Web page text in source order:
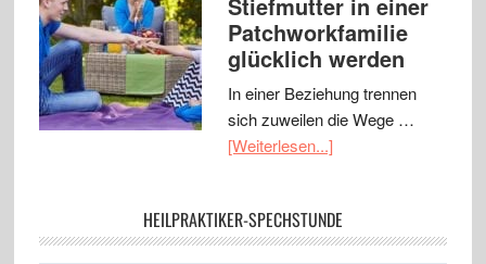
Patchworkfamilie
glücklich werden
In einer Beziehung trennen
sich zuweilen die Wege …
[Weiterlesen...]
HEILPRAKTIKER-SPECHSTUNDE